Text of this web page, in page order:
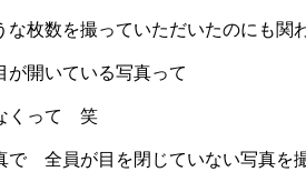
な枚数を撮っていただいたのにも関
開いている写真って
くって 笑
で 全員が目を閉じていない写真を